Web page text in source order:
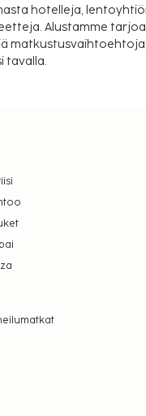
hotelleja,
Alustamme
tavalla.